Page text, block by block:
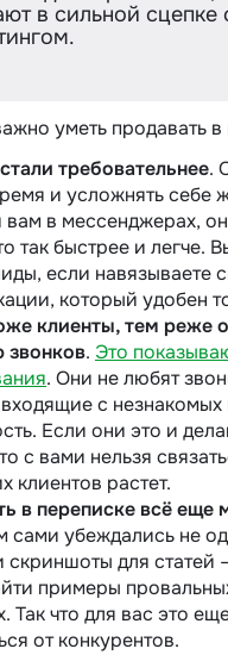
в сильной сцепке
уметь продавать в
требовательнее.
и усложнять себе
вам в мессенджерах,
так быстрее и легче.
если навязываете
который удобен
клиенты, тем реже
. Это
. Они не любят
входящие с
Если они это и
с вами нельзя
клиентов растет.
в переписке всё еще
сами убеждались не
скриншоты для статей
примеры
Так что для вас это
от конкурентов.